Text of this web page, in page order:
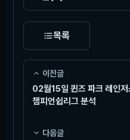
목록
이전글
02월15일 퀸즈 파크 레인
챔피언쉽리그 분석
다음글